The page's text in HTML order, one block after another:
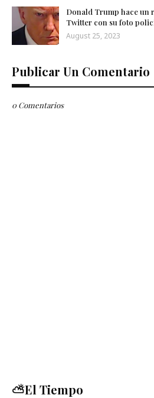
Donald Trump hace un
Twitter con su foto
August 25, 2023
Publicar Un Comentario
0 Comentarios
⛅El Tiempo